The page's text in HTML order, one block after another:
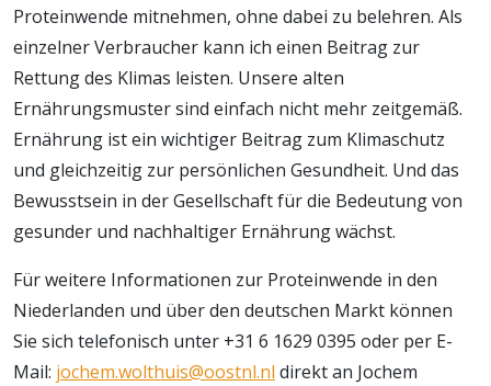
Proteinwende mitnehmen, ohne dabei zu belehren. Als
einzelner Verbraucher kann ich einen Beitrag zur
Rettung des Klimas leisten. Unsere alten
Ernährungsmuster sind einfach nicht mehr zeitgemäß.
Ernährung ist ein wichtiger Beitrag zum Klimaschutz
und gleichzeitig zur persönlichen Gesundheit. Und das
Bewusstsein in der Gesellschaft für die Bedeutung von
gesunder und nachhaltiger Ernährung wächst.
Für weitere Informationen zur Proteinwende in den
Niederlanden und über den deutschen Markt können
Sie sich telefonisch unter +31 6 1629 0395 oder per E-
Mail: jochem.wolthuis@oostnl.nl direkt an Jochem